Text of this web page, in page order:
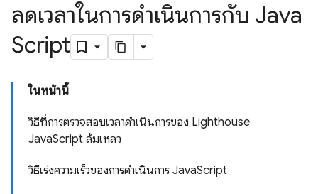
ลดเวลาในการดำเนินการกับ Java
Script
ในหน้านี้
วิธีที่การตรวจสอบเวลาดำเนินการของ Lighthouse
JavaScript ล้มเหลว
วิธีเร่งความเร็วของการดำเนินการ JavaScript